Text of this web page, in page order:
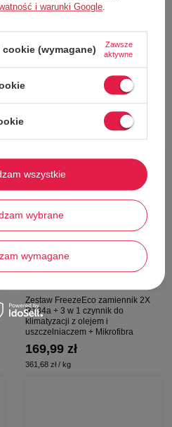
uniwersalny
Zestaw FreezeEco zamiennik 2X
R134a + 3 w 1 czynnik do
klimatyzacji z olejem i
uszczelniaczem + Mikrofibra
169,99 zł
361,68 zł / kg
i warunki Google
(wymagane)
Zawsze
aktywne
wybrane
wymagane
wszystkie